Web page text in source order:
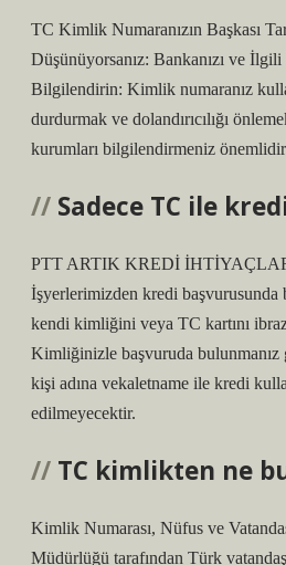
TC Kimlik Numaranızın Başkası
Düşünüyorsanız: Bankanızı ve
Bilgilendirin: Kimlik numaranız
durdurmak ve dolandırıcılığı
kurumları bilgilendirmeniz
Sadece TC ile
PTT ARTIK KREDİ
İşyerlerimizden kredi
kendi kimliğini veya TC kartını
Kimliğinizle başvuruda bulunmanız
kişi adına vekaletname ile kredi
edilmeyecektir.
TC kimlikten ne
Kimlik Numarası, Nüfus ve
Müdürlüğü tarafından Türk